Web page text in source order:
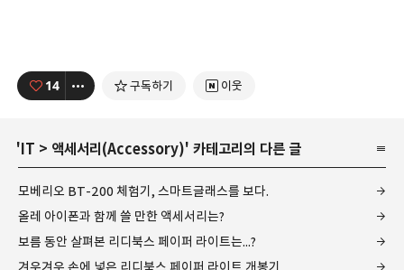
14 구독하기 이웃
'IT > 액세서리(Accessory)' 카테고리의 다른 글
모베리오 BT-200 체험기, 스마트글래스를 보다.
올레 아이폰과 함께 쓸 만한 액세서리는?
보름 동안 살펴본 리디북스 페이퍼 라이트는...?